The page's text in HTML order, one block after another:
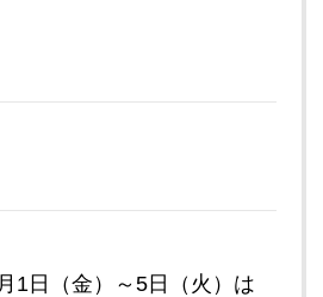
1日（金）～5日（火）は